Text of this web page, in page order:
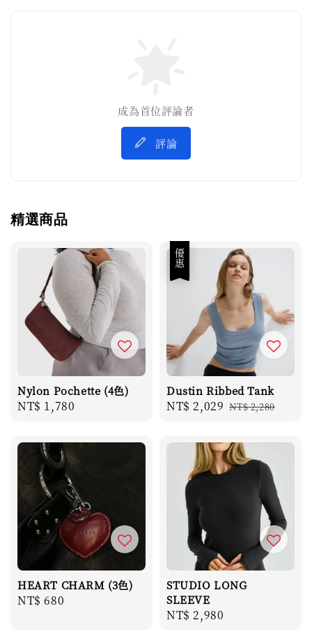
成為首位評論者
評論
精選商品
Nylon Pochette (4色)
Regular
NT$ 1,780
優惠
Dustin Ribbed Tank
Sale
NT$ 2,029 Regular
NT$ 2,280
HEART CHARM (3色)
Regular
NT$ 680
STUDIO LONG
SLEEVE
Regular
NT$ 2,980